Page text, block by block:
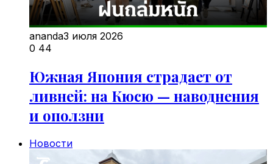
ananda3 июля 2026
0 44
Южная Япония страдает от
ливней: на Кюсю — наводнения
и оползни
Новости